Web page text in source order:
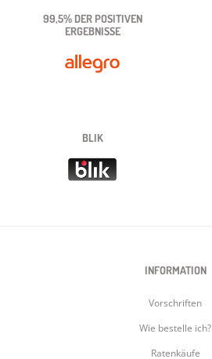
99,5% DER POSITIVEN
ERGEBNISSE
BLIK
INFORMATION
Vorschriften
Wie bestelle ich?
Ratenkäufe